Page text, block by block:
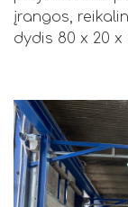
įrangos,
dydis 80 x 20